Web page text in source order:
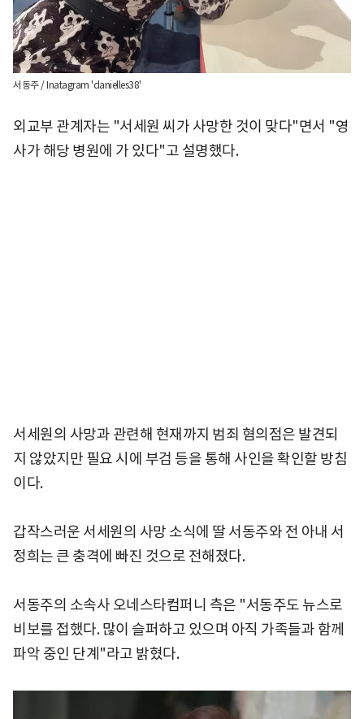
서동주 / Inatagram 'danielles38'
외교부 관계자는 "서세원 씨가 사망한 것이 맞다"면서 "영
사가 해당 병원에 가 있다"고 설명했다.
서세원의 사망과 관련해 현재까지 범죄 혐의점은 발견되
지 않았지만 필요 시에 부검 등을 통해 사인을 확인할 방침
이다.
갑작스러운 서세원의 사망 소식에 딸 서동주와 전 아내 서
정희는 큰 충격에 빠진 것으로 전해졌다.
서동주의 소속사 오네스타컴퍼니 측은 "서동주도 뉴스로
비보를 접했다. 많이 슬퍼하고 있으며 아직 가족들과 함께
파악 중인 단계"라고 밝혔다.